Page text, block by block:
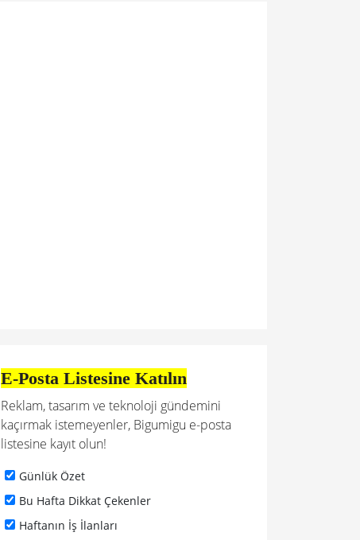
E-Posta Listesine Katılın
Reklam, tasarım ve teknoloji gündemini
kaçırmak istemeyenler, Bigumigu e-posta
listesine kayıt olun!
Günlük Özet
Bu Hafta Dikkat Çekenler
Haftanın İş İlanları